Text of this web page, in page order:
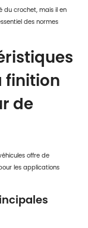
du crochet, mais il en
des normes
finition
de
offre de
les applications